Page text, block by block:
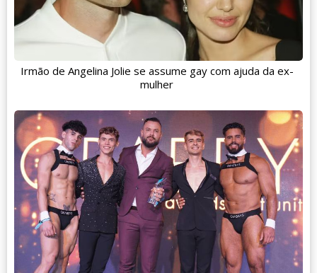
Irmão de Angelina Jolie se assume gay com ajuda da ex-
mulher